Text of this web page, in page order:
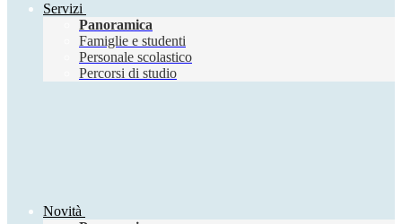
Servizi
Panoramica
Famiglie e studenti
Personale scolastico
Percorsi di studio
Novità